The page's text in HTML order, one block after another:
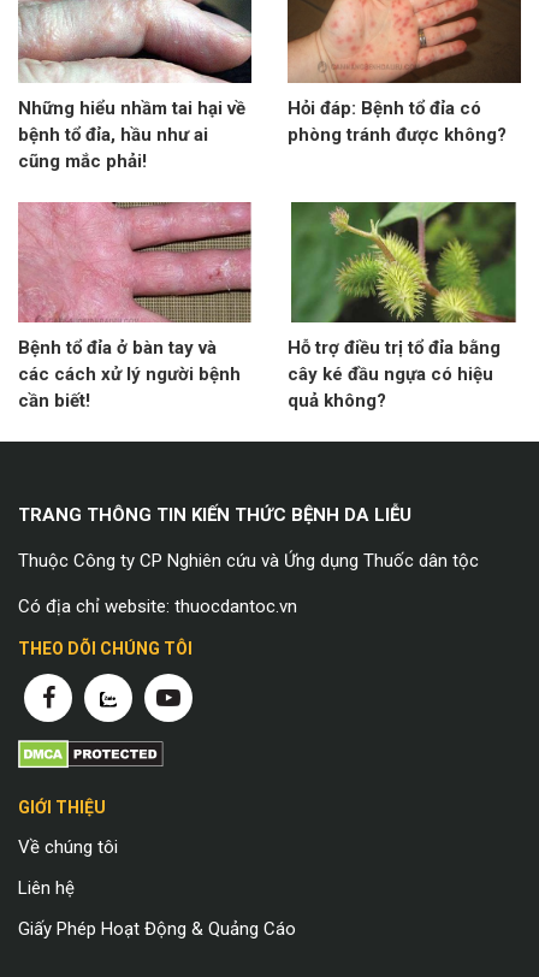
Những hiểu nhầm tai hại về
bệnh tổ đỉa, hầu như ai
cũng mắc phải!
Hỏi đáp: Bệnh tổ đỉa có
phòng tránh được không?
Bệnh tổ đỉa ở bàn tay và
các cách xử lý người bệnh
cần biết!
Hỗ trợ điều trị tổ đỉa bằng
cây ké đầu ngựa có hiệu
quả không?
TRANG THÔNG TIN KIẾN THỨC BỆNH DA LIỄU
Thuộc Công ty CP Nghiên cứu và Ứng dụng Thuốc dân tộc
Có địa chỉ website: thuocdantoc.vn
THEO DÕI CHÚNG TÔI
GIỚI THIỆU
Về chúng tôi
Liên hệ
Giấy Phép Hoạt Động & Quảng Cáo